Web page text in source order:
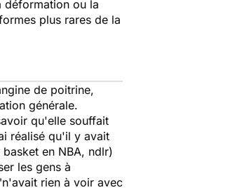
déformation ou la
plus rares de la
de poitrine,
générale.
qu'elle souffait
réalisé qu'il y avait
en NBA, ndlr)
les gens à
rien à voir avec